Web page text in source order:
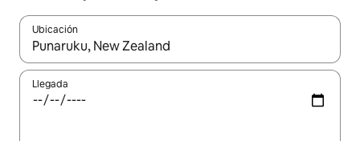
Ubicación
Cuando los resultados estén disponibles, navega con las
Llegada